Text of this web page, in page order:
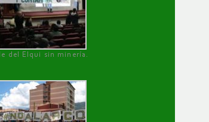
del Elqui sin minería.